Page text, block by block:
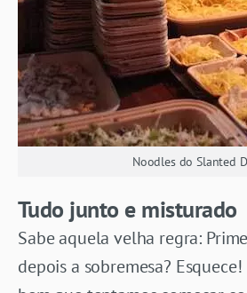
Noodles do Slanted
Tudo junto e misturado
Sabe aquela velha regra:
depois a sobremesa?